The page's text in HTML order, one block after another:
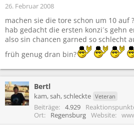
26. Februar 2008
machen sie die tore schon um 10 auf ?
hab gedacht die ersten konzi´s gehn
also sin chancen garned so schlecht
früh genug dran bin?
Bertl
kam, sah, schleckte Veteran
Beiträge 4.929
Ort
Regensburg Website